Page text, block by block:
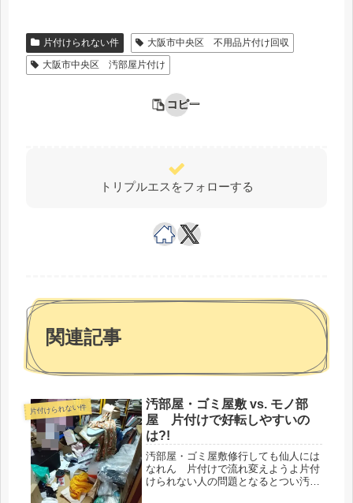
片付けられない件
大阪市中央区 不用品片付け回収
大阪市中央区 汚部屋片付け
コピー
トリプルエスをフォローする
関連記事
片付けられない件
汚部屋・ゴミ屋敷 vs. モノ部
屋 片付けで好転しやすいの
は?!
汚部屋・ゴミ屋敷修行しても仙人には
なれん 片付けで流れ変えようよ片付
けられない人の問題となるとつい汚部